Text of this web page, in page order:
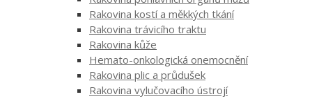
Rakovina kostí a měkkých tkání
Rakovina trávicího traktu
Rakovina kůže
Hemato-onkologická onemocnění
Rakovina plic a průdušek
Rakovina vylučovacího ústrojí